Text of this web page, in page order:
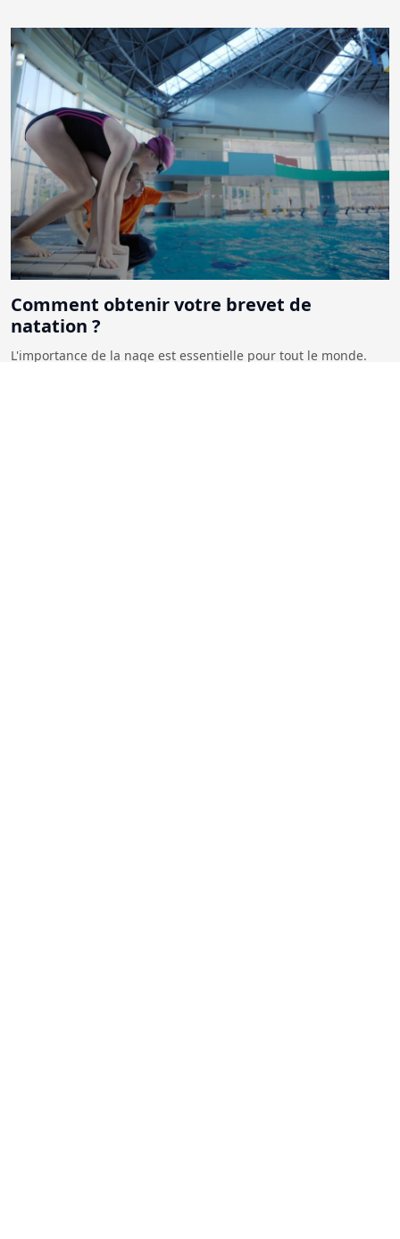
Comment obtenir votre brevet de
natation ?
L'importance de la nage est essentielle pour tout le monde.